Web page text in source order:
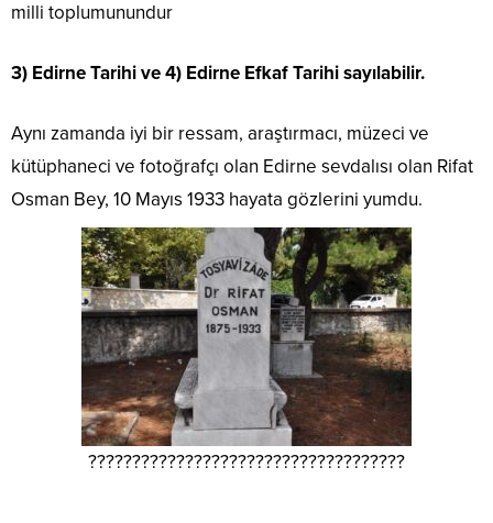
milli toplumunundur
3) Edirne Tarihi ve 4) Edirne Efkaf Tarihi sayılabilir.
Aynı zamanda iyi bir ressam, araştırmacı, müzeci ve
kütüphaneci ve fotoğrafçı olan Edirne sevdalısı olan Rifat
Osman Bey, 10 Mayıs 1933 hayata gözlerini yumdu.
????????????????????????????????????